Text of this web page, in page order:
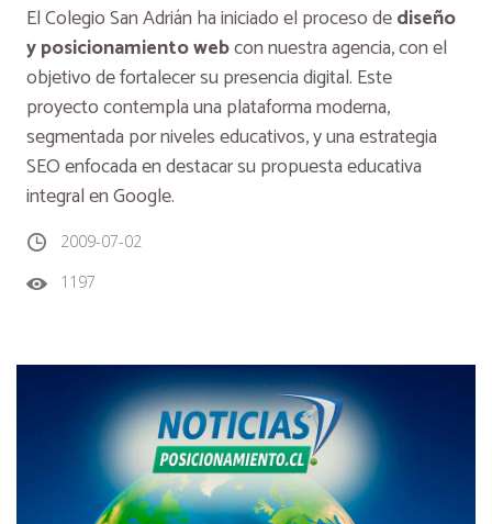
El Colegio San Adrián ha iniciado el proceso dediseño
y posicionamiento webcon nuestra agencia, con el
objetivo de fortalecer su presencia digital. Este
proyecto contempla una plataforma moderna,
segmentada por niveles educativos, y una estrategia
SEO enfocada en destacar su propuesta educativa
integral en Google.
2009-07-02
1197